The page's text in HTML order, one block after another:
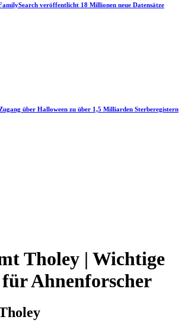
veröffentlicht 18 Millionen neue Datensätze
über Halloween zu über 1,5 Milliarden Sterberegistern
Tholey | Wichtige
für Ahnenforscher